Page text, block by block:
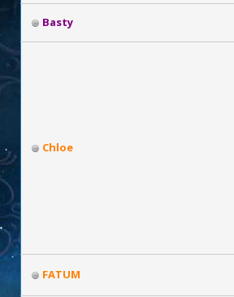
Basty
Chloe
FATUM